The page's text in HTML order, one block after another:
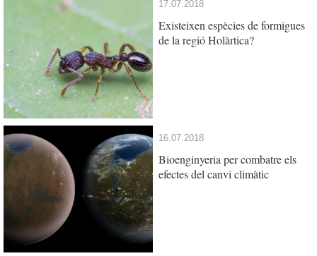
17.07.2018
Existeixen espècies de formigues
de la regió Holàrtica?
16.07.2018
Bioenginyeria per combatre els
efectes del canvi climàtic